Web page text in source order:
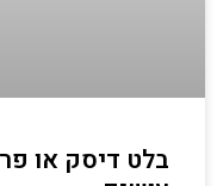
בלט דיסק או